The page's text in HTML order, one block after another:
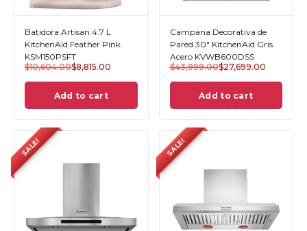
Batidora Artisan 4.7 L
KitchenAid Feather Pink
KSM150PSFT
$10,604.00$8,815.00
Add to cart
Campana Decorativa de
Pared 30" KitchenAid Gris
Acero KVWB600DSS
$43,999.00$27,699.00
Add to cart
SALE! SALE!